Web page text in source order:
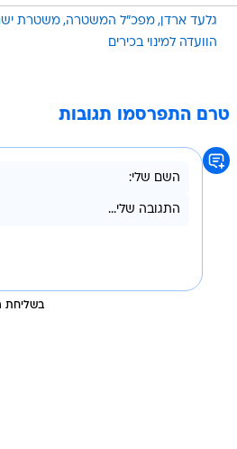
גלעד ארדן מפכ"ל המשטרה משטרת
הוועדה למינוי בכירים
טרם התפרסמו תגובות
בשליחת